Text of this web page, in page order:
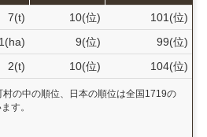
7(t) 10(位)
101(位)
1(ha) 9(位)
99(位)
2(t) 10(位) 104(位)
の中の順位、日本の順位は全国1719の
す。